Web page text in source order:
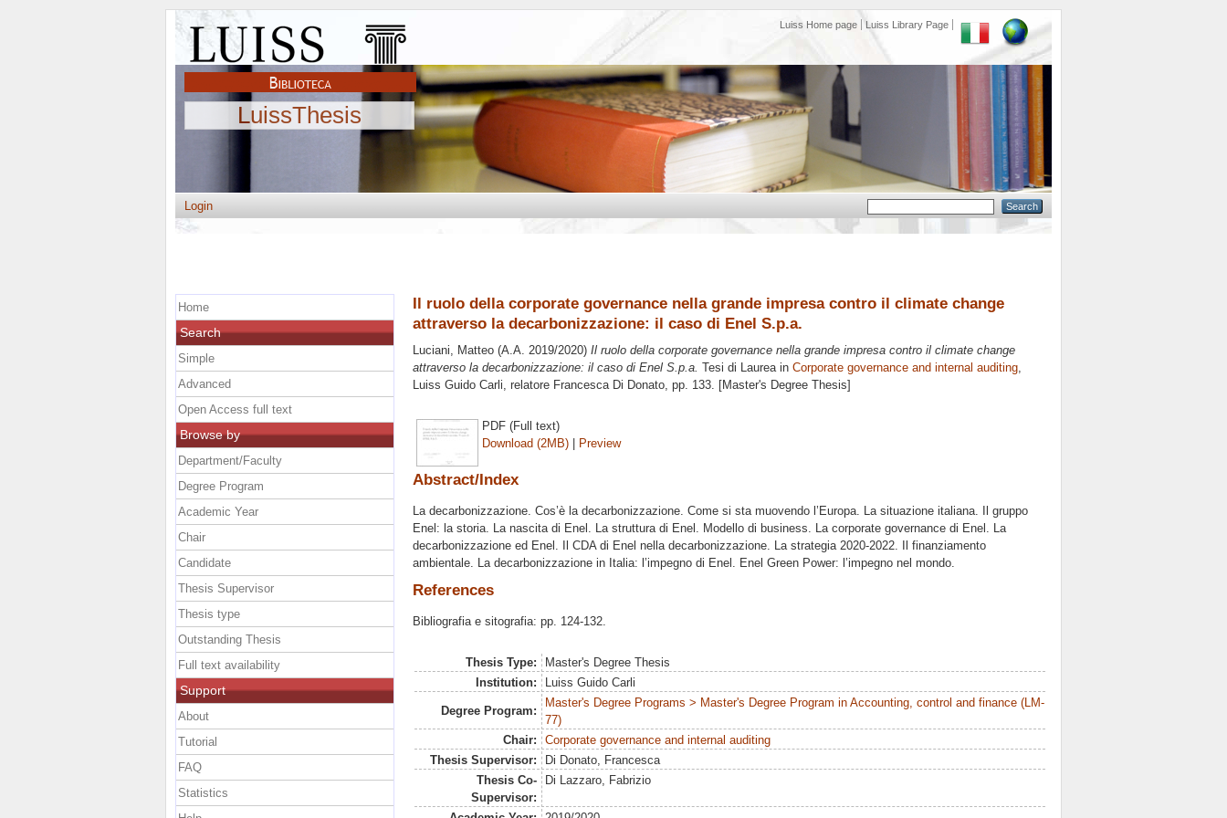
Luiss Home page Luiss Library Page
LuissThesis
Login
Il ruolo della corporate governance nella grande impresa contro il climate change
attraverso la decarbonizzazione: il caso di Enel S.p.a.
Luciani, Matteo (A.A. 2019/2020) Il ruolo della corporate governance nella grande impresa contro il climate change
attraverso la decarbonizzazione: il caso di Enel S.p.a. Tesi di Laurea in Corporate governance and internal auditing,
Luiss Guido Carli, relatore Francesca Di Donato, pp. 133. [Master's Degree Thesis]
PDF (Full text)
Download (2MB) | Preview
Abstract/Index
La decarbonizzazione. Cos’è la decarbonizzazione. Come si sta muovendo l’Europa. La situazione italiana. Il gruppo
Enel: la storia. La nascita di Enel. La struttura di Enel. Modello di business. La corporate governance di Enel. La
decarbonizzazione ed Enel. Il CDA di Enel nella decarbonizzazione. La strategia 2020-2022. Il finanziamento
ambientale. La decarbonizzazione in Italia: l’impegno di Enel. Enel Green Power: l’impegno nel mondo.
References
Bibliografia e sitografia: pp. 124-132.
Thesis Type:
Master's Degree Thesis
Institution:
Luiss Guido Carli
Degree Program:
Master's Degree Programs > Master's Degree Program in Accounting, control and finance (LM-
77)
Chair:
Corporate governance and internal auditing
Thesis Supervisor:
Di Donato, Francesca
Thesis Co-
Supervisor:
Di Lazzaro, Fabrizio
Home
Search
Simple
Advanced
Open Access full text
Browse by
Department/Faculty
Degree Program
Academic Year
Chair
Candidate
Thesis Supervisor
Thesis type
Outstanding Thesis
Full text availability
Support
About
Tutorial
FAQ
Statistics